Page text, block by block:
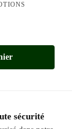
sécurité